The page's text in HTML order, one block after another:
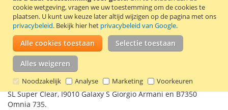
cookie wetgeving, vragen we uw toestemming om de cookies te
plaatsen. U kunt uw keuze later altijd wijzigen op de pagina met ons
privacybeleid. Bekijk hier het privacybeleid van Google.
Alle cookies toestaan Selectie toestaan
Alles weigeren
Noodzakelijk Analyse Marketing Voorkeuren
VOEG TOE AAN VERLANGLIJST
TOEVOEGEN OM TE VERGELIJKEN
Originele Samsung accu EB575152LU. Deze accu is onder
andere geschikt voor de Samsung i9000 Galaxy S, I9003 Galaxy
SL Super Clear, I9010 Galaxy S Giorgio Armani en B7350
Omnia 735.